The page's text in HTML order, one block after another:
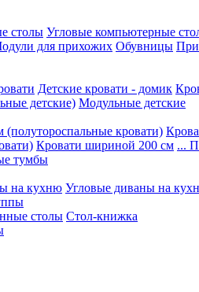
столы Угловые компьютерные
для прихожих Обувницы
Детские кровати - домик
детские) Модульные детские
кровати)
Кровати шириной 200 см ...
тумбы
на кухню Угловые диваны на
столы Стол-книжка